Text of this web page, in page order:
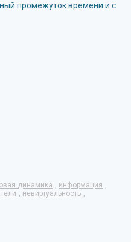
промежуток времени и с
динамика , информация ,
, невиртуальность ,